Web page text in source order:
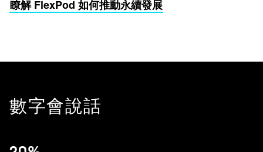
瞭解 FlexPod 如何推動永續發展
數字會說話